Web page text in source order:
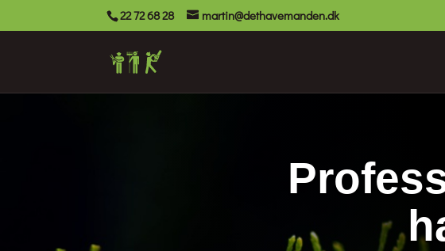
22 72 68 28 martin@dethavemanden.dk